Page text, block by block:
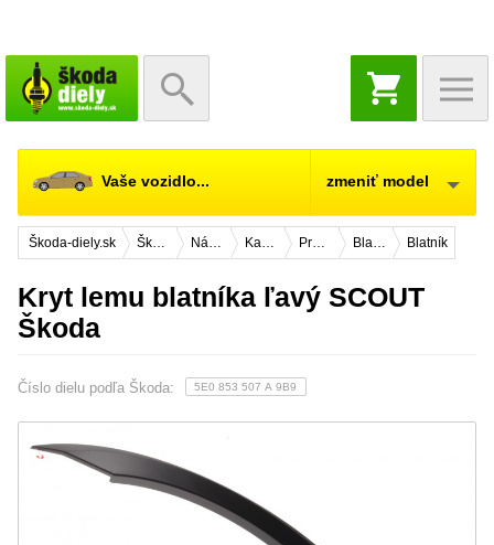
NÁKUPNÝ
KOŠÍK
Vaše vozidlo... zmeniť model
Škoda-diely.sk Škoda Octavia 3 Náhradné diely Karosérie Predná časť vozidla Blatník Blatník
Kryt lemu blatníka ľavý SCOUT
Škoda
Číslo dielu podľa Škoda: 5E0 853 507 A 9B9